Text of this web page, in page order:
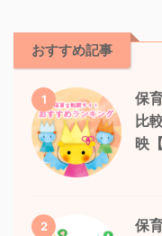
おすすめ記事
1
保
比
映
2
保